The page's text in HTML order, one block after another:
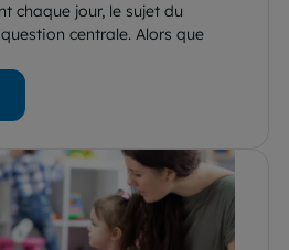
chaque jour, le sujet du
centrale. Alors que